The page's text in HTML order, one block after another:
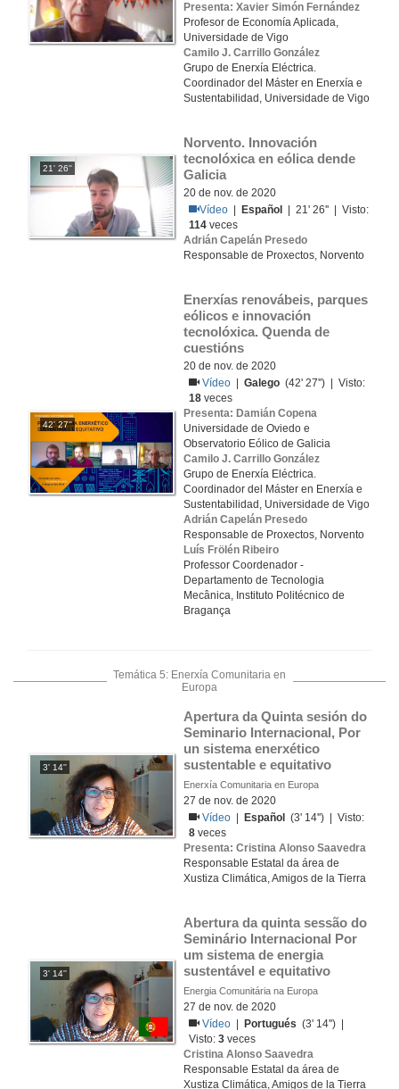
Presenta: Xavier Simón Fernández
Profesor de Economía Aplicada,
Universidade de Vigo
Camilo J. Carrillo González
Grupo de Enerxía Eléctrica.
Coordinador del Máster en Enerxía e
Sustentabilidad, Universidade de Vigo
21' 26''
Norvento. Innovación
tecnolóxica en eólica dende
Galicia
20 de nov. de 2020
Vídeo
Español
| 21' 26'' | Visto:
114 veces
Adrián Capelán Presedo
Responsable de Proxectos, Norvento
42' 27''
Enerxías renovábeis, parques
eólicos e innovación
tecnolóxica. Quenda de
cuestións
20 de nov. de 2020
Vídeo
|Galego (42' 27'') | Visto:
18 veces
Presenta: Damián Copena
Universidade de Oviedo e
Observatorio Eólico de Galicia
Camilo J. Carrillo González
Grupo de Enerxía Eléctrica.
Coordinador del Máster en Enerxía e
Sustentabilidad, Universidade de Vigo
Adrián Capelán Presedo
Responsable de Proxectos, Norvento
Luís Frölén Ribeiro
Professor Coordenador -
Departamento de Tecnologia
Mecânica, Instituto Politécnico de
Bragança
Temática 5: Enerxía Comunitaria en
Europa
3' 14''
Apertura da Quinta sesión do
Seminario Internacional, Por
un sistema enerxético
sustentable e equitativo
Enerxía Comunitaria en Europa
27 de nov. de 2020
Vídeo
Español
(3' 14'') | Visto:
8 veces
Presenta: Cristina Alonso Saavedra
Responsable Estatal da área de
Xustiza Climática, Amigos de la Tierra
3' 14''
Abertura da quinta sessão do
Seminário Internacional Por
um sistema de energia
sustentável e equitativo
Energia Comunitária na Europa
27 de nov. de 2020
Vídeo
Portugués (3' 14'') |
Visto:3 veces
Cristina Alonso Saavedra
Responsable Estatal da área de
Xustiza Climática, Amigos de la Tierra